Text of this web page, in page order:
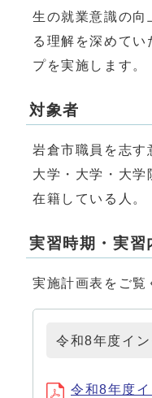
生の就業意識の向
る理解を深めてい
プを実施します。
対象者
岩倉市職員を志す
大学・大学・大学
在籍している人。
実習時期・実習
実施計画表をご覧
令和8年度イ
令和8年度